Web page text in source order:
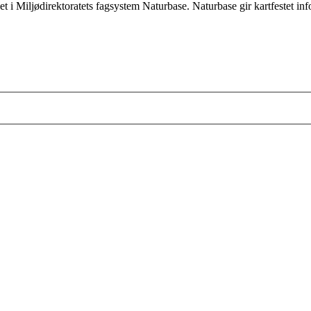
i Miljødirektoratets fagsystem Naturbase. Naturbase gir kartfestet